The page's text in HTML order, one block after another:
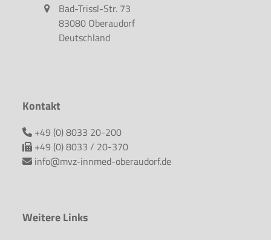
Bad-Trissl-Str. 73
83080 Oberaudorf
Deutschland
Kontakt
+49 (0) 8033 20-200
+49 (0) 8033 / 20-370
info@mvz-innmed-oberaudorf.de
Weitere Links